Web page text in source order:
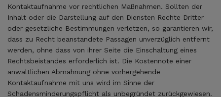
Kontaktaufnahme vor rechtlichen Maßnahmen. Sollten der
Inhalt oder die Darstellung auf den Diensten Rechte Dritter
oder gesetzliche Bestimmungen verletzen, so garantieren wir,
dass zu Recht beanstandete Passagen unverzüglich entfernt
werden, ohne dass von ihrer Seite die Einschaltung eines
Rechtsbeistandes erforderlich ist. Die Kostennote einer
anwaltlichen Abmahnung ohne vorhergehende
Kontaktaufnahme mit uns wird im Sinne der
Schadensminderungspflicht als unbegründet zurückgewiesen.